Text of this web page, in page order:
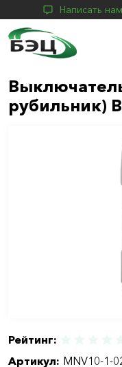
Написать нам
рубильник)
Рейтинг:
Артикул: MNV10-1-